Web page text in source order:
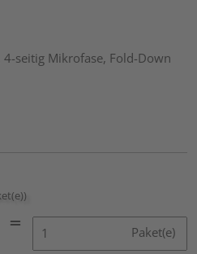
seitig Mikrofase, Fold-Down
Paket(e)